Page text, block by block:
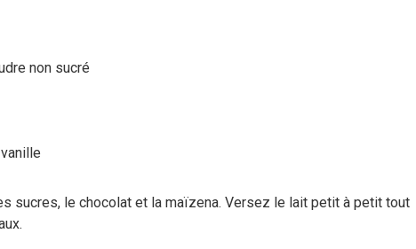
non sucré
sucres, le chocolat et la maïzena. Versez le lait petit à petit tout